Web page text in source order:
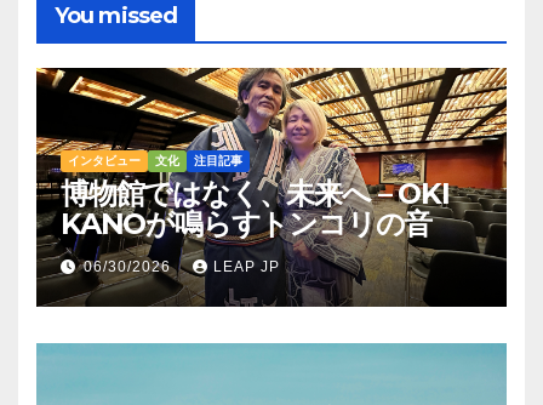
You missed
インタビュー 文化 注目記事
博物館ではなく、未来へ – OKI
KANOが鳴らすトンコリの音
06/30/2026 LEAP JP